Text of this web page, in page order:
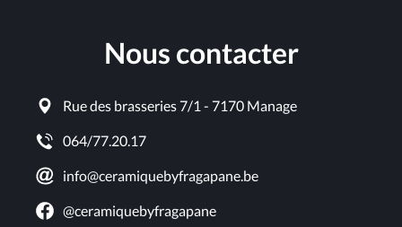
Nous contacter
Rue des brasseries 7/1 - 7170 Manage
064/77.20.17
info@ceramiquebyfragapane.be
@ceramiquebyfragapane